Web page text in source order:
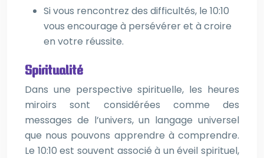
Si vous rencontrez des difficultés, le 10:10
vous encourage à persévérer et à croire
en votre réussite.
Spiritualité
Dans une perspective spirituelle, les heures
miroirs sont considérées comme des
messages de l’univers, un langage universel
que nous pouvons apprendre à comprendre.
Le 10:10 est souvent associé à un éveil spirituel,